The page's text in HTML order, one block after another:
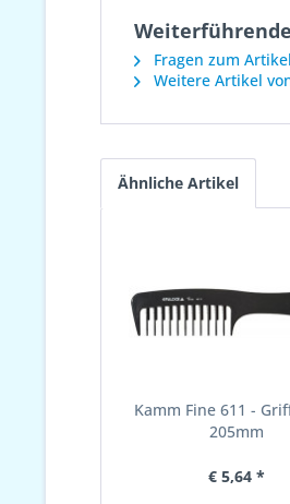
Fragen zum
Weitere Artikel
Ähnliche Artikel
Kamm Fine 611 -
205mm
€ 5,64 *